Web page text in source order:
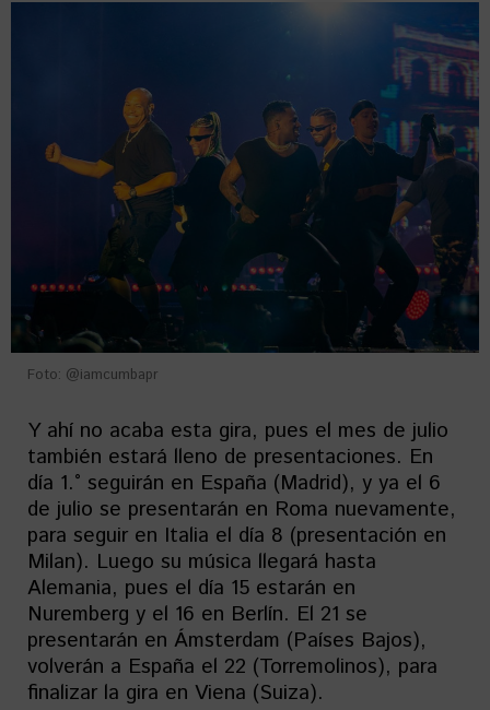
Foto: @iamcumbapr
Y ahí no acaba esta gira, pues el mes de julio
también estará lleno de presentaciones. En
día 1.° seguirán en España (Madrid), y ya el 6
de julio se presentarán en Roma nuevamente,
para seguir en Italia el día 8 (presentación en
Milan). Luego su música llegará hasta
Alemania, pues el día 15 estarán en
Nuremberg y el 16 en Berlín. El 21 se
presentarán en Ámsterdam (Países Bajos),
volverán a España el 22 (Torremolinos), para
finalizar la gira en Viena (Suiza).